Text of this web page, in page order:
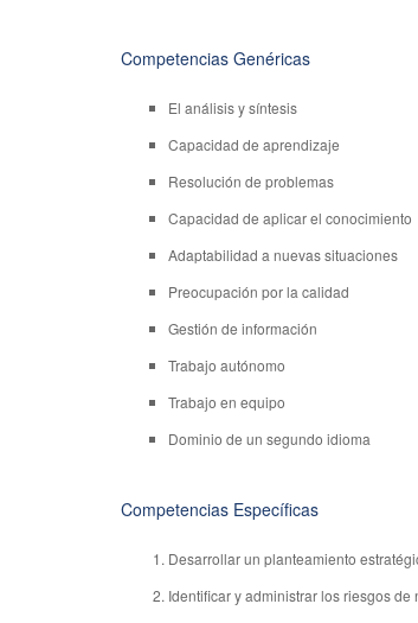
Competencias Genéricas
El análisis y síntesis
Capacidad de aprendizaje
Resolución de problemas
Capacidad de aplicar el conocimiento
Adaptabilidad a nuevas situaciones
Preocupación por la calidad
Gestión de información
Trabajo autónomo
Trabajo en equipo
Dominio de un segundo idioma
Competencias Específicas
Desarrollar un planteamiento
Identificar y administrar los riesgos